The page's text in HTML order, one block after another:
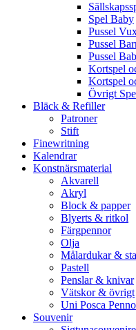
Spel Baby
Pussel
Pussel
Pussel
Kortspel
Kortspel
Övrigt
Bläck & Refiller
Patroner
Stift
Finewritning
Kalendrar
Konstnärsmaterial
Akvarell
Akryl
Block & papper
Blyerts & ritkol
Färgpennor
Olja
Målardukar &
Pastell
Penslar & knivar
Vätskor & övrigt
Uni Posca
Souvenir